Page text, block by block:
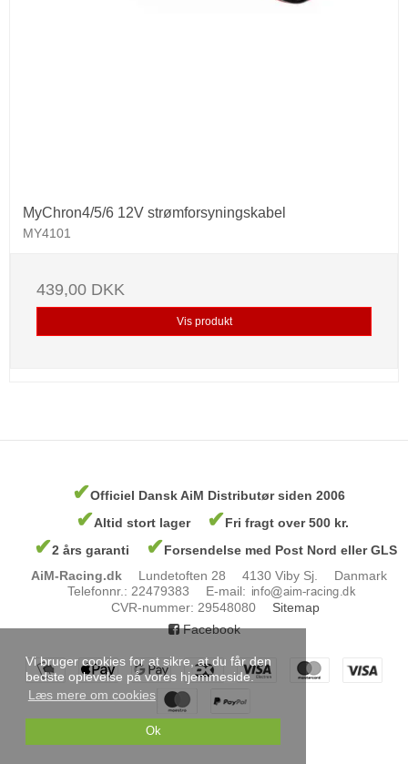
Vi bruger cookies for at sikre, at du får den
bedste oplevelse på vores hjemmeside.
Læs mere om cookies
Ok
MyChron4/5/6 12V strømforsyningskabel
MY4101
439,00 DKK
Vis produkt
✔Officiel Dansk AiM Distributør siden 2006
✔Altid stort lager ✔Fri fragt over 500 kr.
✔2 års garanti ✔Forsendelse med Post Nord eller GLS
AiM-Racing.dk
Lundetoften 28 4130 Viby Sj.
Danmark
Telefonnr.: 22479383 E-mail:
CVR-nummer: 29548080
Sitemap
Facebook